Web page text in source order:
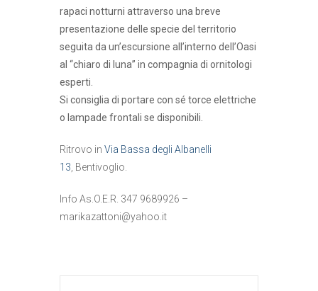
rapaci notturni attraverso una breve
presentazione delle specie del territorio
seguita da un’escursione all’interno dell’Oasi
al “chiaro di luna” in compagnia di ornitologi
esperti.
Si consiglia di portare con sé torce elettriche
o lampade frontali se disponibili.
Ritrovo in Via Bassa degli Albanelli
13 , Bentivoglio.
Info As.O.E.R. 347 9689926 –
marikazattoni@yahoo.it